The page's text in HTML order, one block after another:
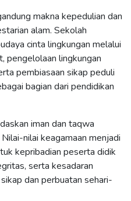
makna kepedulian dan
alam. Sekolah
cinta lingkungan melalui
pengelolaan lingkungan
pembiasaan sikap peduli
bagian dari pendidikan
iman dan taqwa
nilai keagamaan menjadi
kepribadian peserta didik
serta kesadaran
dan perbuatan sehari-